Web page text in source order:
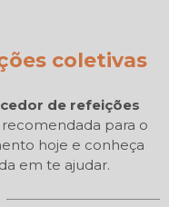
coletivas
de refeições
para o
hoje e conheça
em te ajudar.